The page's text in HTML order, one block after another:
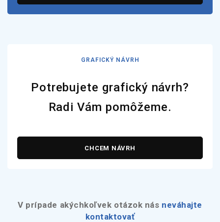
GRAFICKÝ NÁVRH
Potrebujete grafický návrh?
Radi Vám pomôžeme.
CHCEM NÁVRH
V prípade akýchkoľvek otázok nás neváhajte
kontaktovať